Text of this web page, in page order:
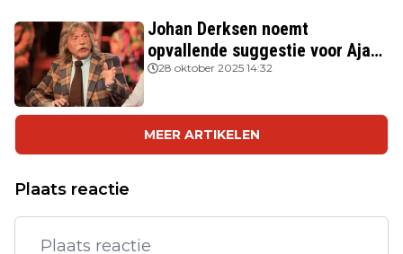
Johan Derksen noemt
opvallende suggestie voor Ajax:
'Wacht op hem als opvolger van
28 oktober 2025 14:32
MEER ARTIKELEN
Plaats reactie